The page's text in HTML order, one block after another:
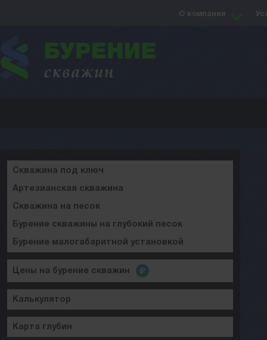
О компании
Скважина под ключ
Артезианская скважина
Скважина на песок
Бурение скважины на глубокий песок
Бурение малогабаритной установкой
Цены на бурение скважин
Калькулятор
Карта глубин